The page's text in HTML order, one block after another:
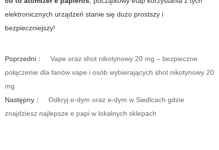
elektronicznych urządzeń stanie się dużo prostszy i
bezpieczniejszy!
Poprzedni：
Vape oraz shot nikotynowy 20 mg – bezpieczne
połączenie dla fanów vape i osób wybierających shot nikotynowy 20
mg
Następny：
Odkryj e-dym oraz e-dym w Siedlcach gdzie
znajdziesz najlepsze e papi w lokalnych sklepach